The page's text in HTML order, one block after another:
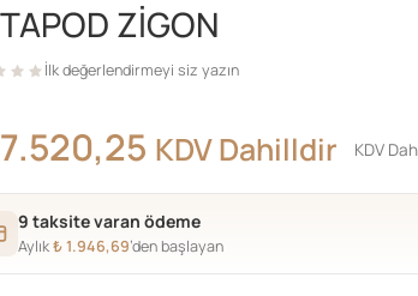
ZİGON
İlk değerlendirmeyi siz yazın
KDV Dahilldir KDV
9 taksite varan ödeme
Aylık₺1.946,69’den başlayan